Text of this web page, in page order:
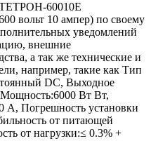
60010Е
вольт 10 ампер) по своему
уведомлений
внешние
а так же технические и
например, такие как Тип
DC, Выходное
Мощность:6000 Вт Вт,
А, Погрешность установки
от питающей
от нагрузки:≤ 0.3% +